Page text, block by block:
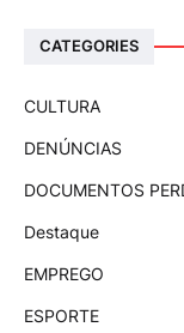
CATEGORIES
CULTURA
DENÚNCIAS
DOCUMENTOS
Destaque
EMPREGO
ESPORTE